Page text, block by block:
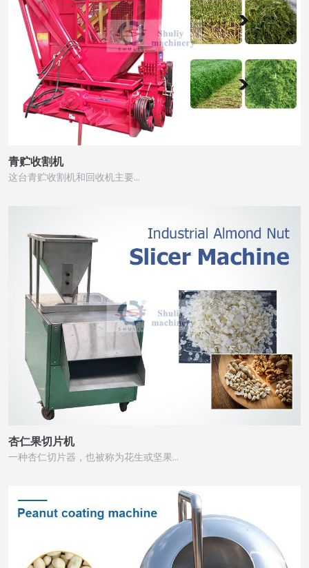
青贮收割机
这台青贮收割机和回收机主要…
杏仁果切片机
一种杏仁切片器，也被称为花生或坚果…